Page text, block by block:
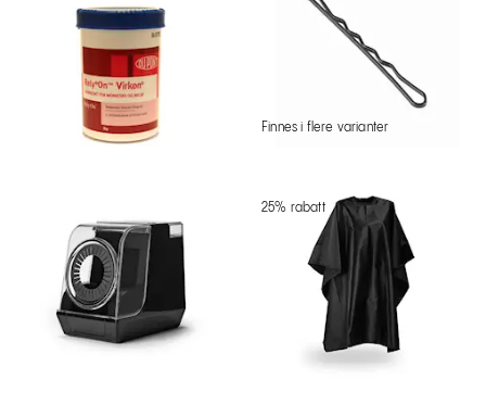
Finnes i flere varianter
25% rabatt